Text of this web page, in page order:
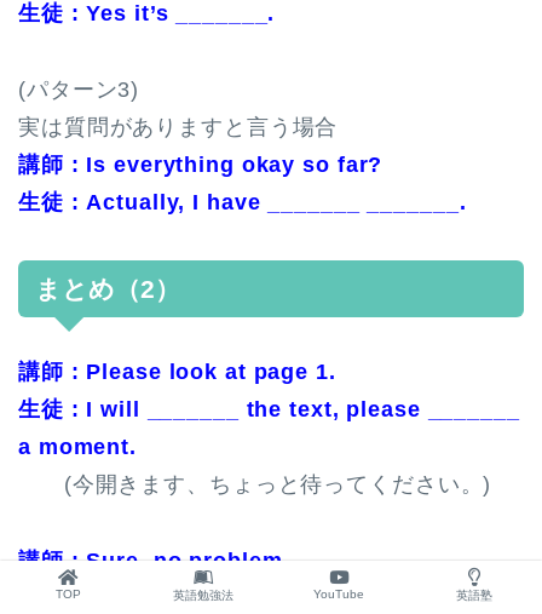
生徒 : Yes it’s _______.
(パターン3)
実は質問がありますと言う場合
講師 : Is everything okay so far?
生徒 : Actually, I have _______ _______.
まとめ（2）
講師 : Please look at page 1.
生徒 : I will _______ the text, please _______
a moment.
(今開きます、ちょっと待ってください。)
講師 : Sure, no problem.
生徒 : Okay, I’m _______ at page 1.
TOP 英語勉強法 YouTube 英語塾